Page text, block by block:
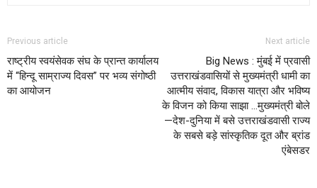
Previous article
राष्ट्रीय स्वयंसेवक संघ के प्रान्त कार्यालय
में “हिन्दू साम्राज्य दिवस” पर भव्य संगोष्ठी
का आयोजन
Next article
Big News : मुंबई में प्रवासी
उत्तराखंडवासियों से मुख्यमंत्री धामी का
आत्मीय संवाद, विकास यात्रा और भविष्य
के विजन को किया साझा …मुख्यमंत्री बोले
—देश-दुनिया में बसे उत्तराखंडवासी राज्य
के सबसे बड़े सांस्कृतिक दूत और ब्रांड
एंबेसडर